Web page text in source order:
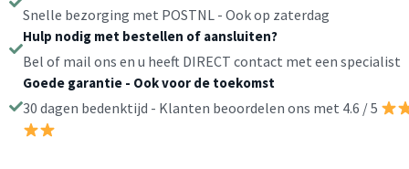
-
Met
magneet
aantal
Snelle bezorging met POSTNL - Ook op zaterdag
Hulp nodig met bestellen of aansluiten?
Bel of mail ons en u heeft DIRECT contact met een specialist
Goede garantie - Ook voor de toekomst
30 dagen bedenktijd - Klanten beoordelen ons met 4.6 / 5